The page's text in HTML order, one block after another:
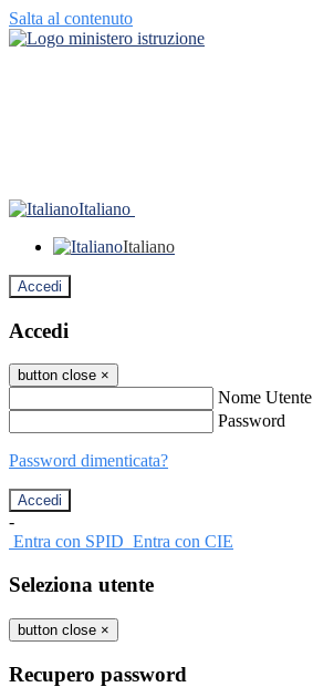
Salta al contenuto
Italiano
Italiano
Accedi
Accedi
button close ×
Nome Utente
Password
Password dimenticata?
-
Entra con SPID Entra con CIE
Seleziona utente
button close ×
Recupero password